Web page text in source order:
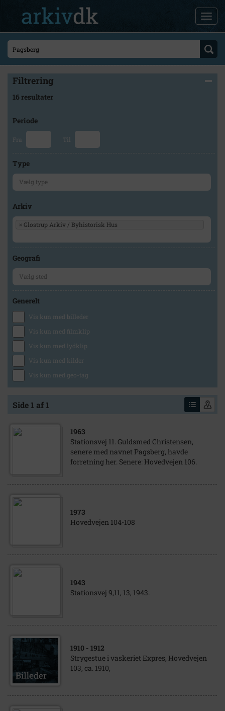
Filtrering
16 resultater
Periode
Fra Til
Type
Arkiv
× Glostrup Arkiv / Byhistorisk Hus
Geografi
Generelt
Vis kun med billeder
Vis kun med filmklip
Vis kun med lydklip
Vis kun med kilder
Vis kun med geo-tag
Side 1 af 1
1963
Stationsvej 11. Guldsmed Christensen,
senere med navnet Pagsberg, havde
forretning her. Senere: Hovedvejen 106.
1973
Hovedvejen 104-108
1943
Stationsvej 9,11, 13, 1943.
1910 - 1912
Strygestue i vaskeriet Expres, Hovedvejen
103, ca. 1910,